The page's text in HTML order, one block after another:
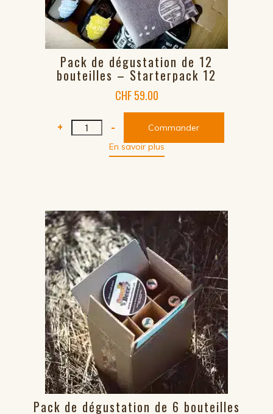
Pack de dégustation de 12
bouteilles – Starterpack 12
CHF59.00
+
quantité
de
bouteilles
-
Starterpack
12
-
Commander
En savoir plus
Pack de dégustation de 6 bouteilles